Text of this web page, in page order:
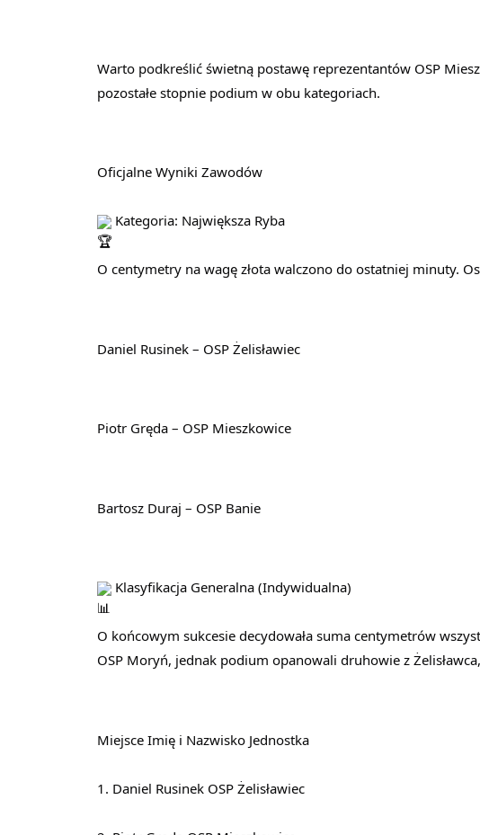
Warto podkreślić świetną postawę reprezentantów OSP
pozostałe stopnie podium w obu kategoriach.
Oficjalne Wyniki Zawodów
Kategoria: Największa Ryba
O centymetry na wagę złota walczono do ostatniej minuty.
Daniel Rusinek – OSP Żelisławiec
Piotr Gręda – OSP Mieszkowice
Bartosz Duraj – OSP Banie
Klasyfikacja Generalna (Indywidualna)
O końcowym sukcesie decydowała suma centymetrów
OSP Moryń, jednak podium opanowali druhowie z
Miejsce Imię i Nazwisko Jednostka
1. Daniel Rusinek OSP Żelisławiec